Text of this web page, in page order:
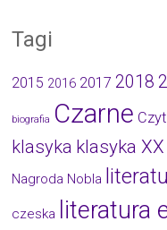
Tagi
2015 2016 2017 2018
biografia Czarne
klasyka klasyka
Nagroda Nobla
czeska literatura